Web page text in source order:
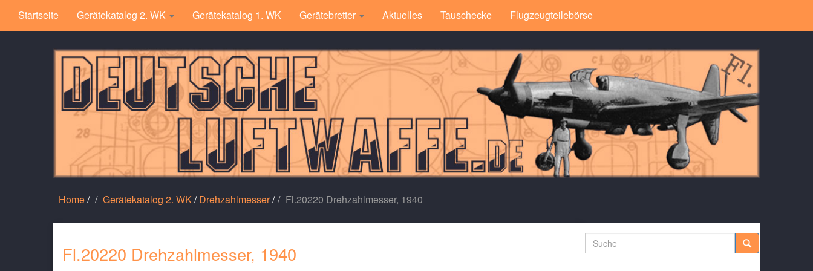
Startseite Gerätekatalog 2. WK Gerätekatalog 1. WK Gerätebretter Aktuelles Tauschecke Flugzeugteilebörse
Home/ Gerätekatalog 2. WK /Drehzahlmesser/ Fl.20220 Drehzahlmesser, 1940
Fl.20220 Drehzahlmesser, 1940
Suche